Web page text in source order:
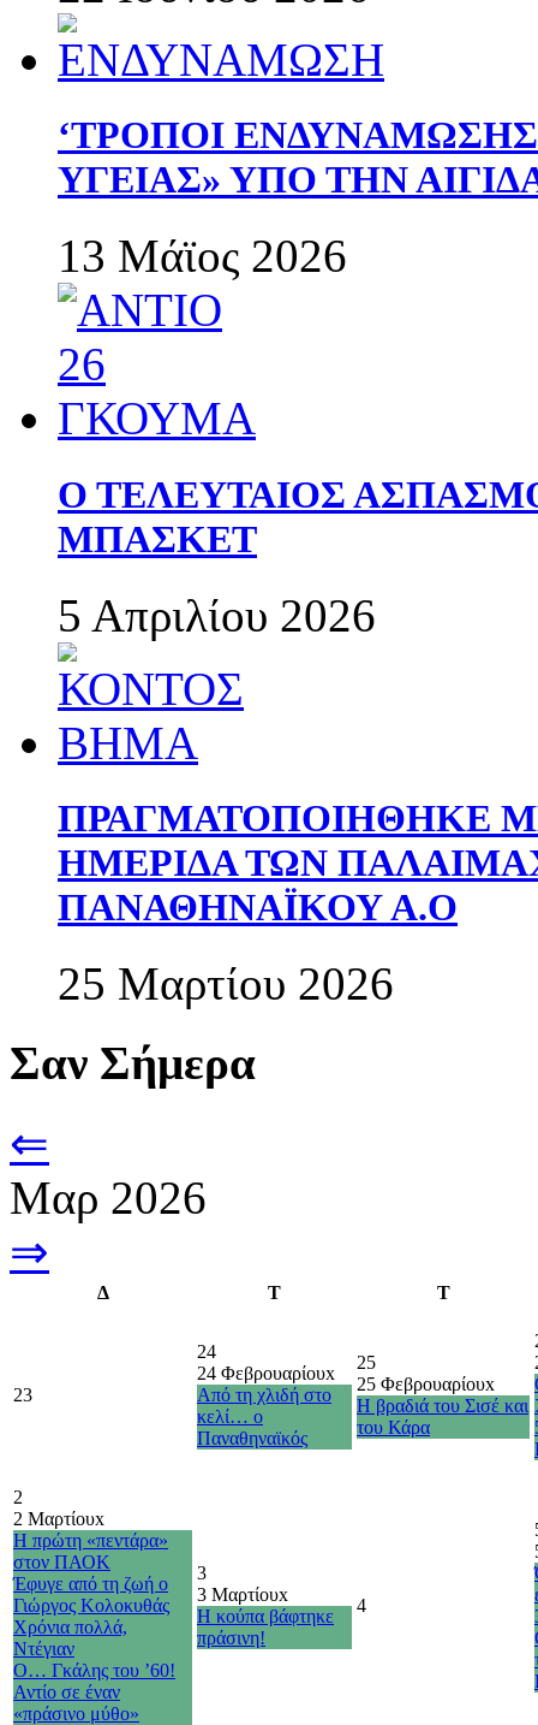
‘ΤΡΟΠΟΙ
ΥΓΕΙΑΣ» ΥΠΟ ΤΗΝ
13 Μάϊος 2026
Ο ΤΕΛΕΥΤΑΙΟΣ
ΜΠΑΣΚΕΤ
5 Απριλίου 2026
ΠΡΑΓΜΑΤΟΠΟΙΗΘΗΚΕ
ΗΜΕΡΙΔΑ ΤΩΝ
ΠΑΝΑΘΗΝΑΪΚΟΥ Α.Ο
25 Μαρτίου 2026
Σαν Σήμερα
⇐
Μαρ 2026
⇒
Δ Τ Τ
23
24
24 Φεβρουαρίουx
Από τη χλιδή στο
κελί… ο
Παναθηναϊκός
25
25 Φεβρουαρίουx
Η βραδιά του Σισέ και
του Κάρα
2
2 Μαρτίουx
H πρώτη «πεντάρα»
στον ΠΑΟΚ
Έφυγε από τη ζωή ο
Γιώργος Κολοκυθάς
Χρόνια πολλά,
Ντέγιαν
Ο… Γκάλης του ’60!
Αντίο σε έναν
«πράσινο μύθο»
3
3 Μαρτίουx
Η κούπα βάφτηκε
πράσινη!
4